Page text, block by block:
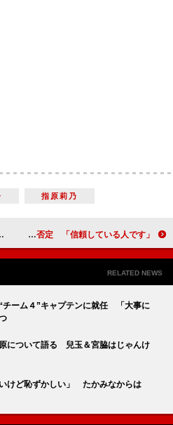
指原莉乃
安達祐実、カメラマンとの熱愛報道を否定 「信頼している人です」
RELATED NEWS
チーム４”キャプテンに就任 「大事に
について語る 兒玉＆宮脇はじゃんけ
けど恥ずかしい」 たかみなからは